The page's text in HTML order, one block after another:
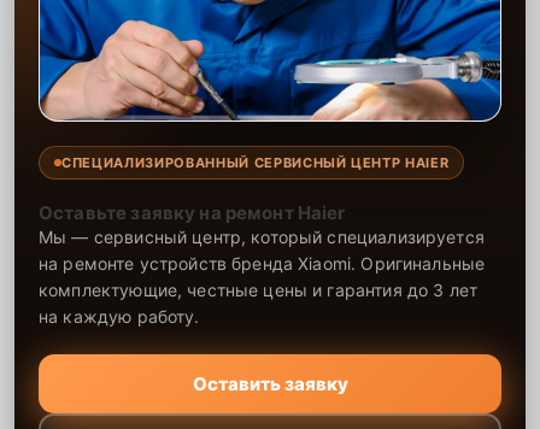
СПЕЦИАЛИЗИРОВАННЫЙ СЕРВИСНЫЙ ЦЕНТР HAIER
Оставьте заявку на ремонт Haier
Мы — сервисный центр, который специализируется
на ремонте устройств бренда Xiaomi. Оригинальные
комплектующие, честные цены и гарантия до 3 лет
на каждую работу.
Оставить заявку